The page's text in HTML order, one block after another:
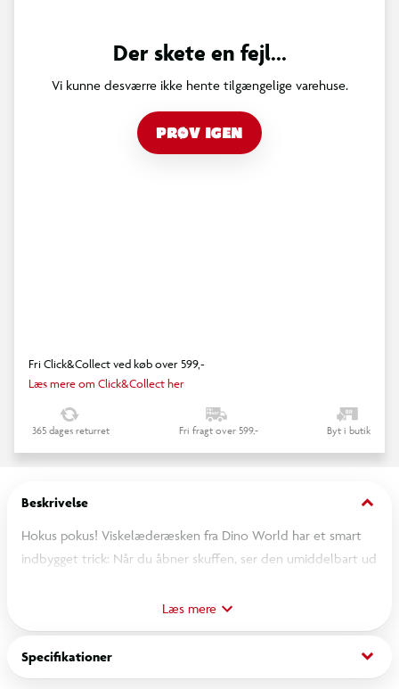
Der skete en fejl...
Vi kunne desværre ikke hente tilgængelige varehuse.
PRØV IGEN
Fri Click&Collect ved køb over 599,-
Læs mere om Click&Collect her
365 dages returret Fri fragt over 599,- Byt i butik
Beskrivelse keyboard_arrow_down
Hokus pokus! Viskelæderæsken fra Dino World har et smart
indbygget trick: Når du åbner skuffen, ser den umiddelbart ud
op, dukker der pludselig et farvet viskelæder med et
dinosaurmotiv op i æsken, når du åbner æsken. Fås i to
forskellige design- og farvevarianter: grøn og blå.
Læs mere
Specifikationer keyboard_arrow_down